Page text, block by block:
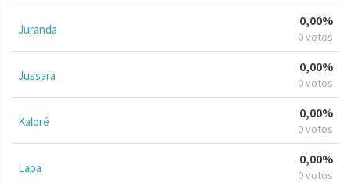
Juranda
0,00%
0 votos
Jussara
0,00%
0 votos
Kaloré
0,00%
0 votos
Lapa
0,00%
0 votos